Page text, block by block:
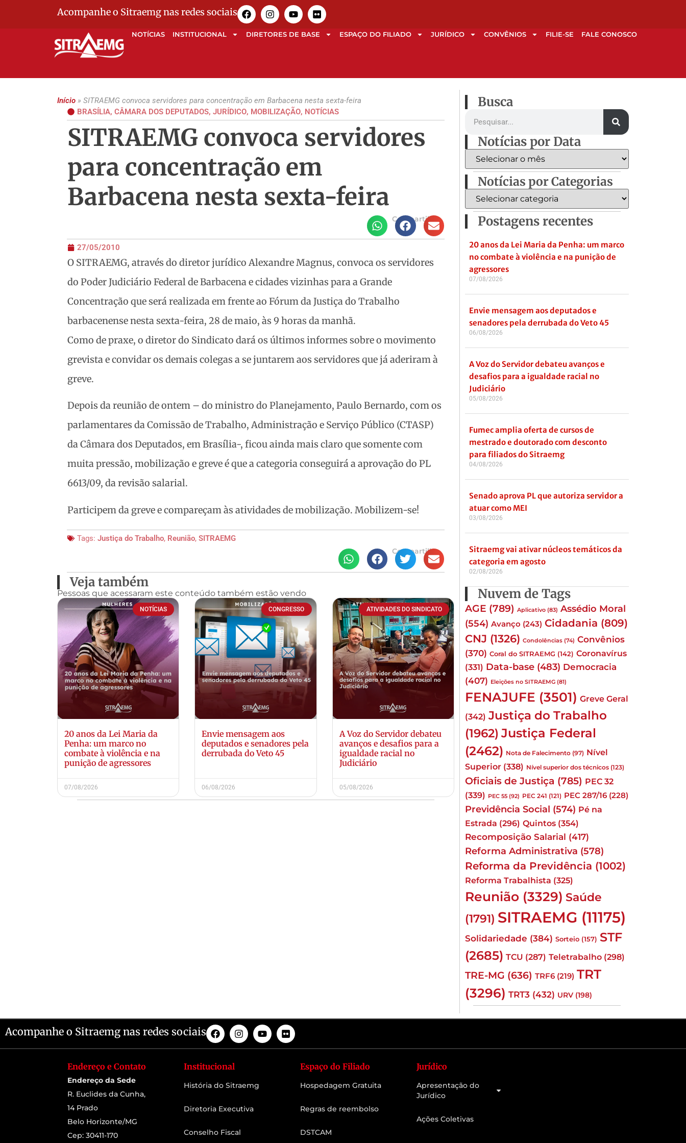
Acompanhe o Sitraemg nas redes sociais
NOTÍCIAS INSTITUCIONAL DIRETORES DE BASE ESPAÇO DO FILIADO JURÍDICO CONVÊNIOS FILIE-SE FALE CONOSCO
Início » SITRAEMG convoca servidores para concentração em Barbacena nesta sexta-feira
BRASÍLIA, CÂMARA DOS DEPUTADOS, JURÍDICO, MOBILIZAÇÃO, NOTÍCIAS
SITRAEMG convoca servidores
para concentração em
Barbacena nesta sexta-feira
Compartilhe
27/05/2010
O SITRAEMG, através do diretor jurídico Alexandre Magnus, convoca os servidores
do Poder Judiciário Federal de Barbacena e cidades vizinhas para a Grande
Concentração que será realizada em frente ao Fórum da Justiça do Trabalho
barbacenense nesta sexta-feira, 28 de maio, às 9 horas da manhã.
Como de praxe, o diretor do Sindicato dará os últimos informes sobre o movimento
grevista e convidar os demais colegas a se juntarem aos servidores que já aderiram à
greve.
Depois da reunião de ontem – do ministro do Planejamento, Paulo Bernardo, com os
parlamentares da Comissão de Trabalho, Administração e Serviço Público (CTASP)
da Câmara dos Deputados, em Brasília-, ficou ainda mais claro que somente com
muita pressão, mobilização e greve é que a categoria conseguirá a aprovação do PL
6613/09, da revisão salarial.
Participem da greve e compareçam às atividades de mobilização. Mobilizem-se!
Tags: Justiça do Trabalho, Reunião, SITRAEMG
Compartilhe
Veja também
Pessoas que acessaram este conteúdo também estão vendo
NOTÍCIAS
20 anos da Lei Maria da
Penha: um marco no
combate à violência e na
punição de agressores
07/08/2026
CONGRESSO
Envie mensagem aos
deputados e senadores pela
derrubada do Veto 45
06/08/2026
ATIVIDADES DO SINDICATO
A Voz do Servidor debateu
avanços e desafios para a
igualdade racial no
Judiciário
05/08/2026
Busca
Notícias por Data
Notícias por Categorias
Postagens recentes
20 anos da Lei Maria da Penha: um marco
no combate à violência e na punição de
agressores
07/08/2026
Envie mensagem aos deputados e
senadores pela derrubada do Veto 45
06/08/2026
A Voz do Servidor debateu avanços e
desafios para a igualdade racial no
Judiciário
05/08/2026
Fumec amplia oferta de cursos de
mestrado e doutorado com desconto
para filiados do Sitraemg
04/08/2026
Senado aprova PL que autoriza servidor a
atuar como MEI
03/08/2026
Sitraemg vai ativar núcleos temáticos da
categoria em agosto
02/08/2026
Nuvem de Tags
AGE (789) Aplicativo (83) Assédio Moral
(554) Avanço (243) Cidadania (809)
CNJ (1326) Condolências (74) Convênios
(370) Coral do SITRAEMG (142) Coronavírus
(331) Data-base (483) Democracia
(407) Eleições no SITRAEMG (81)
FENAJUFE (3501) Greve Geral
(342) Justiça do Trabalho
(1962) Justiça Federal
(2462) Nota de Falecimento (97) Nível
Superior (338) Nível superior dos técnicos (123)
Oficiais de Justiça (785) PEC 32
(339) PEC 55 (92) PEC 241 (121) PEC 287/16 (228)
Previdência Social (574) Pé na
Estrada (296) Quintos (354)
Recomposição Salarial (417)
Reforma Administrativa (578)
Reforma da Previdência (1002)
Reforma Trabalhista (325)
Reunião (3329) Saúde
(1791) SITRAEMG (11175)
Solidariedade (384) Sorteio (157) STF
(2685) TCU (287) Teletrabalho (298)
TRE-MG (636) TRF6 (219) TRT
(3296) TRT3 (432) URV (198)
Acompanhe o Sitraemg nas redes sociais
Endereço e Contato
Endereço da Sede
R. Euclides da Cunha,
14 Prado
Belo Horizonte/MG
Cep: 30411-170
Institucional
História do Sitraemg
Diretoria Executiva
Conselho Fiscal
Espaço do Filiado
Hospedagem Gratuita
Regras de reembolso
DSTCAM
Jurídico
Apresentação do
Jurídico
Ações Coletivas